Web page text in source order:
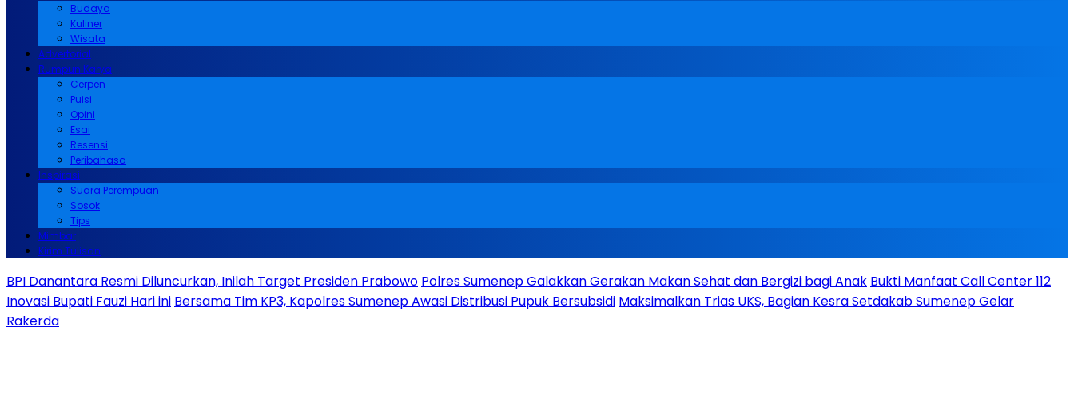
Budaya
Kuliner
Wisata
Advertorial
Rumpun Karya
Cerpen
Puisi
Opini
Esai
Resensi
Peribahasa
Inspirasi
Suara Perempuan
Sosok
Tips
Mimbar
Kirim Tulisan
BPI Danantara Resmi Diluncurkan, Inilah Target Presiden Prabowo Polres Sumenep Galakkan Gerakan Makan Sehat dan Bergizi bagi Anak Bukti Manfaat Call Center 112
Inovasi Bupati Fauzi Hari ini Bersama Tim KP3, Kapolres Sumenep Awasi Distribusi Pupuk Bersubsidi Maksimalkan Trias UKS, Bagian Kesra Setdakab Sumenep Gelar
Rakerda